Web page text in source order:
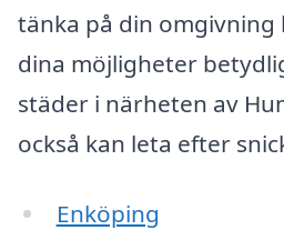
tänka på din omgivning
dina möjligheter
städer i närheten av
också kan leta efter
Enköping